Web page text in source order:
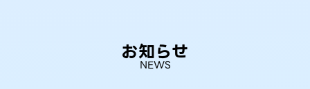
お知らせ
NEWS